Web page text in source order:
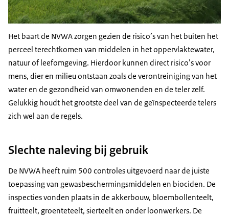
Het baart de NVWA zorgen gezien de risico’s van het buiten het
perceel terechtkomen van middelen in het oppervlaktewater,
natuur of leefomgeving. Hierdoor kunnen direct risico’s voor
mens, dier en milieu ontstaan zoals de verontreiniging van het
water en de gezondheid van omwonenden en de teler zelf.
Gelukkig houdt het grootste deel van de geïnspecteerde telers
zich wel aan de regels.
Slechte naleving bij gebruik
De NVWA heeft ruim 500 controles uitgevoerd naar de juiste
toepassing van gewasbeschermingsmiddelen en biociden. De
inspecties vonden plaats in de akkerbouw, bloembollenteelt,
fruitteelt, groenteteelt, sierteelt en onder loonwerkers. De